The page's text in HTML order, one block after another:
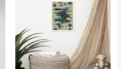
de
precios:
desde
31,50 €
hasta
44,50 €